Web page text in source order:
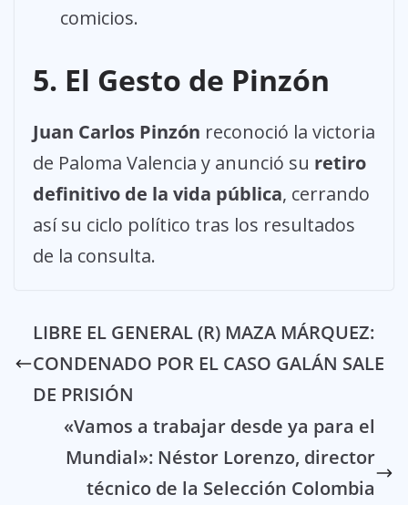
comicios.
5. El Gesto de Pinzón
Juan Carlos Pinzón reconoció la victoria
de Paloma Valencia y anunció su retiro
definitivo de la vida pública, cerrando
así su ciclo político tras los resultados
de la consulta.
LIBRE EL GENERAL (R) MAZA MÁRQUEZ:
CONDENADO POR EL CASO GALÁN SALE
DE PRISIÓN
«Vamos a trabajar desde ya para el
Mundial»: Néstor Lorenzo, director
técnico de la Selección Colombia